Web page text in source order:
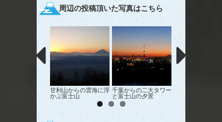
周辺の投稿頂いた写真はこちら
甘利山からの雲海に浮
かぶ富士山
千葉からの二大タワー
と富士山の夕景